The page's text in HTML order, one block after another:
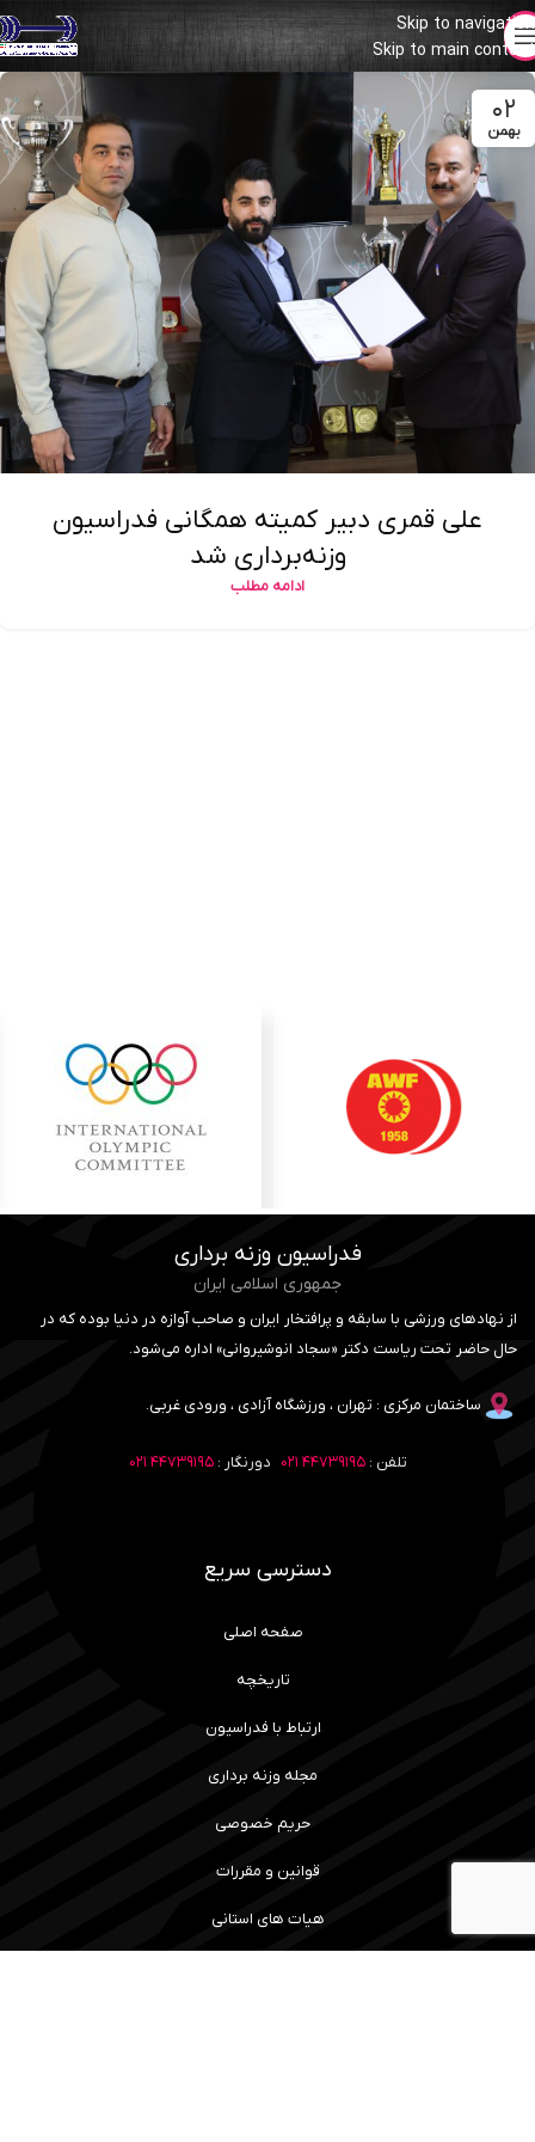
Skip to navigation
Skip to main content
۰۲
بهمن
علی قمری دبیر کمیته همگانی فدراسیون
وزنه‌برداری شد
ادامه مطلب
فدراسیون وزنه برداری
جمهوری اسلامی ایران
از نهادهای ورزشی با سابقه و پرافتخار ایران و صاحب آوازه در دنیا بوده که در
حال حاضر تحت ریاست دکتر «سجاد انوشیروانی» اداره می‌شود.
ساختمان مرکزی : تهران ، ورزشگاه آزادی ، ورودی غربی.
تلفن :۴۴۷۳۹۱۹۵ ۰۲۱ دورنگار :۴۴۷۳۹۱۹۵ ۰۲۱
دسترسی سریع
صفحه اصلی
تاریخچه
ارتباط با فدراسیون
مجله وزنه برداری
حریم خصوصی
قوانین و مقررات
هیات های استانی